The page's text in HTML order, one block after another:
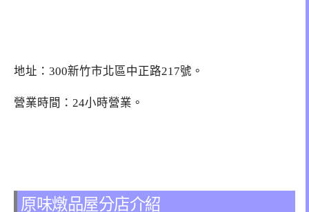
地址：300新竹市北區中正路217號。
營業時間：24小時營業。
原味燉品屋分店介紹